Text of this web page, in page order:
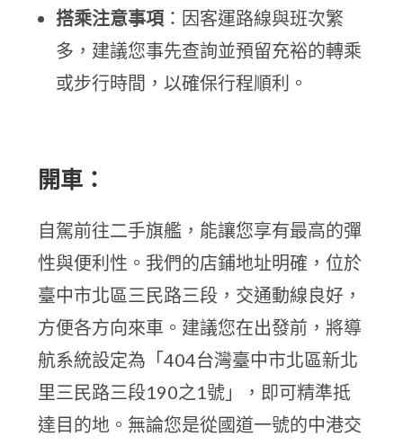
搭乘注意事項 ：因客運路線與班次繁
多，建議您事先查詢並預留充裕的轉乘
或步行時間，以確保行程順利。
開車：
自駕前往二手旗艦，能讓您享有最高的彈
性與便利性。我們的店鋪地址明確，位於
臺中市北區三民路三段，交通動線良好，
方便各方向來車。建議您在出發前，將導
航系統設定為「404台灣臺中市北區新北
里三民路三段190之1號」，即可精準抵
達目的地。無論您是從國道一號的中港交